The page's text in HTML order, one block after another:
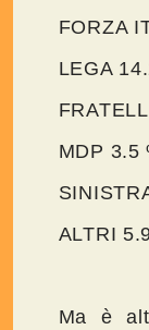
FORZA
LEGA
MDP 3.5
ALTRI
Ma è